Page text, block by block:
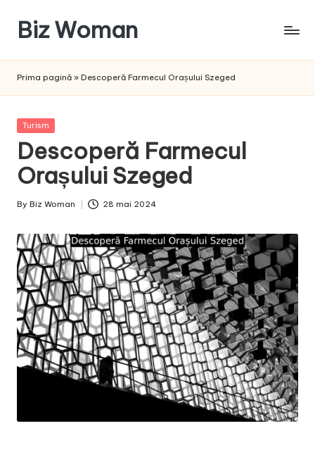
content
Biz Woman
succesul
Prima pagină » Descoperă Farmecul Orașului Szeged
Posted
Turism
Descoperă Farmecul
Orașului Szeged
Posted
By Biz Woman 28 mai 2024